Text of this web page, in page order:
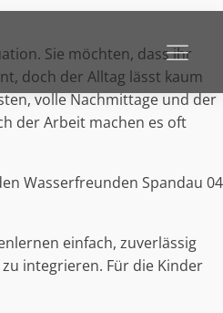
Sie möchten, dass ihr
doch der Alltag lässt kaum
volle Nachmittage und der
der Arbeit machen es oft
Wasserfreunden Spandau 04
einfach, zuverlässig
integrieren. Für die Kinder